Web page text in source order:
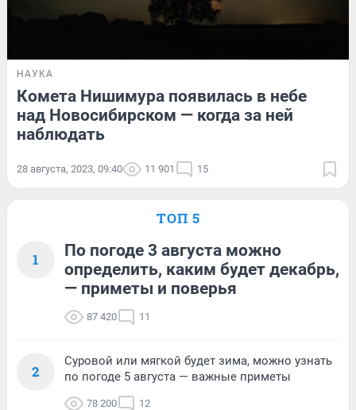
НАУКА
Комета Нишимура появилась в небе
над Новосибирском — когда за ней
наблюдать
28 августа, 2023, 09:40 11 901 15
ТОП 5
1
По погоде 3 августа можно
определить, каким будет декабрь,
— приметы и поверья
87 420 11
2
Суровой или мягкой будет зима, можно узнать
по погоде 5 августа — важные приметы
78 200 12